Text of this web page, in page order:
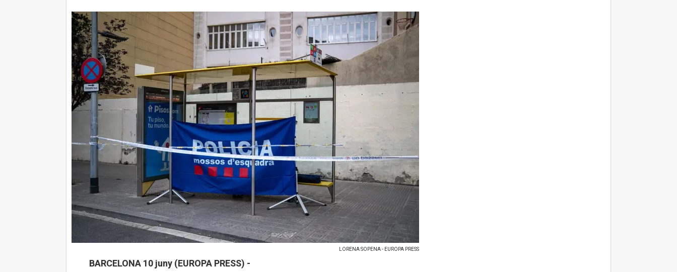
LORENA SOPENA - EUROPA PRESS
BARCELONA 10 juny (EUROPA PRESS) -